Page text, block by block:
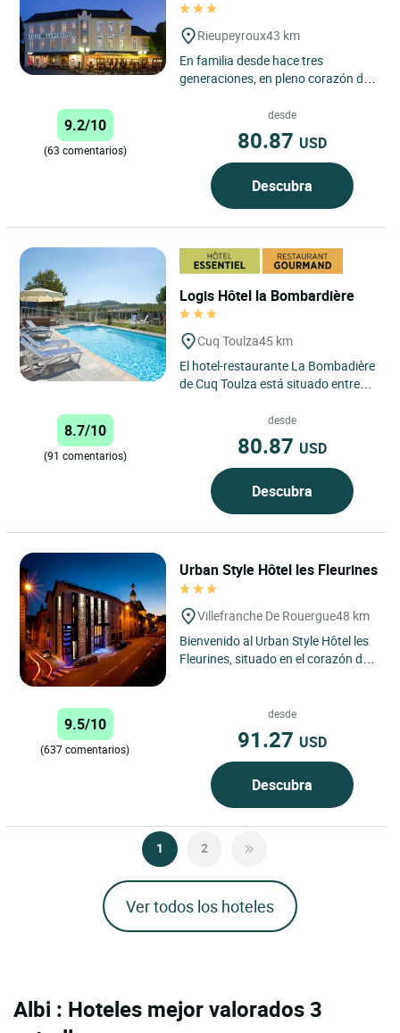
Rieupeyroux43 km
En familia desde hace tres
generaciones, en pleno corazón de
acogida delicada y atenta....
9.2/10
(63 comentarios)
desde
80.87 USD
Descubra
Logis Hôtel la Bombardière
Cuq Toulza45 km
El hotel-restaurante La Bombadière
de Cuq Toulza está situado entre
establecimiento familiar le...
8.7/10
(91 comentarios)
desde
80.87 USD
Descubra
Urban Style Hôtel les Fleurines
Villefranche De Rouergue48 km
Bienvenido al Urban Style Hôtel les
Fleurines, situado en el corazón de
9.5/10
(637 comentarios)
desde
91.27 USD
Descubra
1 2
Ver todos los hoteles
Albi : Hoteles mejor valorados 3